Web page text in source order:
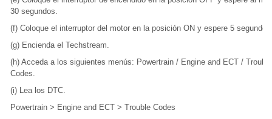
30 segundos.
(f) Coloque el interruptor del motor en la posición ON y espere 5
(g) Encienda el Techstream.
(h) Acceda a los siguientes menús: Powertrain / Engine and ECT / Trouble
Codes.
(i) Lea los DTC.
Powertrain > Engine and ECT > Trouble Codes